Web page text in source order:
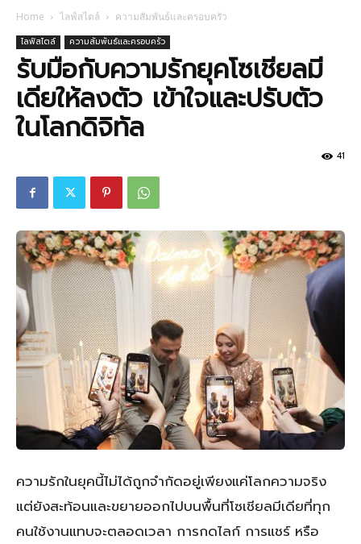
Home ไลฟ์สไตล์ ความสัมพันธ์และครอบครัว
ไลฟ์สไตล์ ความสัมพันธ์และครอบครัว
รับมือกับความรักยุคโซเชียลมี
เดียให้ลงตัว เข้าใจและปรับตัว
ในโลกดิจิทัล
41
ความรักในยุคนี้ไม่ได้ถูกจำกัดอยู่เพียงแค่โลกความจริง
แต่ยังสะท้อนและขยายออกไปบนพื้นที่โซเชียลมีเดียที่ทุก
คนใช้งานแทบจะตลอดเวลา การกดไลก์ การแชร์ หรือ